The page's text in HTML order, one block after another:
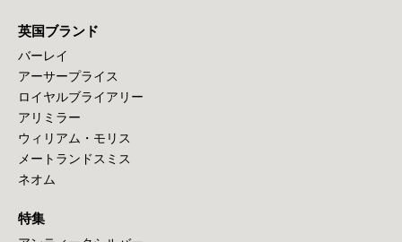
英国ブランド
バーレイ
アーサープライス
ロイヤルブライアリー
アリミラー
ウィリアム・モリス
メートランドスミス
ネオム
特集